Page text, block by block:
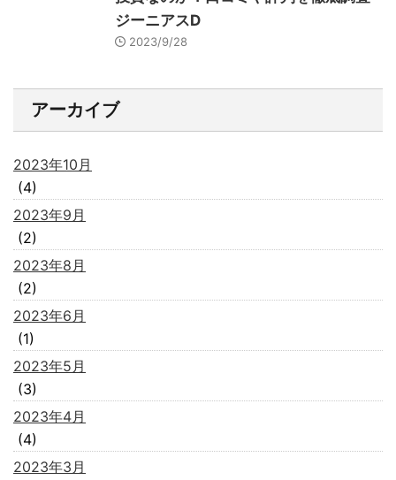
ジーニアスD
2023/9/28
アーカイブ
2023年10月
(4)
2023年9月
(2)
2023年8月
(2)
2023年6月
(1)
2023年5月
(3)
2023年4月
(4)
2023年3月